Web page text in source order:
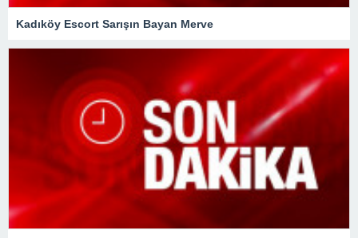
Kadıköy Escort Sarışın Bayan Merve